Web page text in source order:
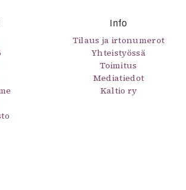
Info
Tilaus ja irtonumerot
Yhteistyössä
Toimitus
Mediatiedot
Kaltio ry